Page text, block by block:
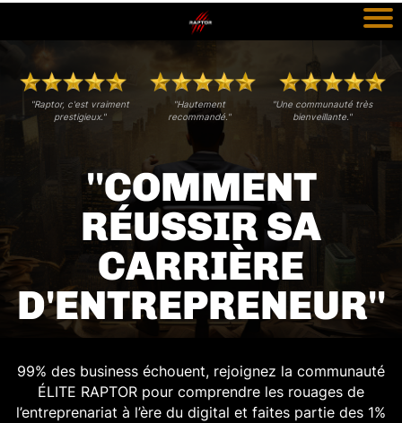
"Raptor, c'est vraiment
prestigieux."
"Hautement
recommandé."
"Une communauté très
bienveillante."
''COMMENT
RÉUSSIR SA
CARRIÈRE
D'ENTREPRENEUR''
99% des business échouent, rejoignez la communauté
ÉLITE RAPTOR pour comprendre les rouages de
l’entreprenariat à l’ère du digital et faites partie des 1%